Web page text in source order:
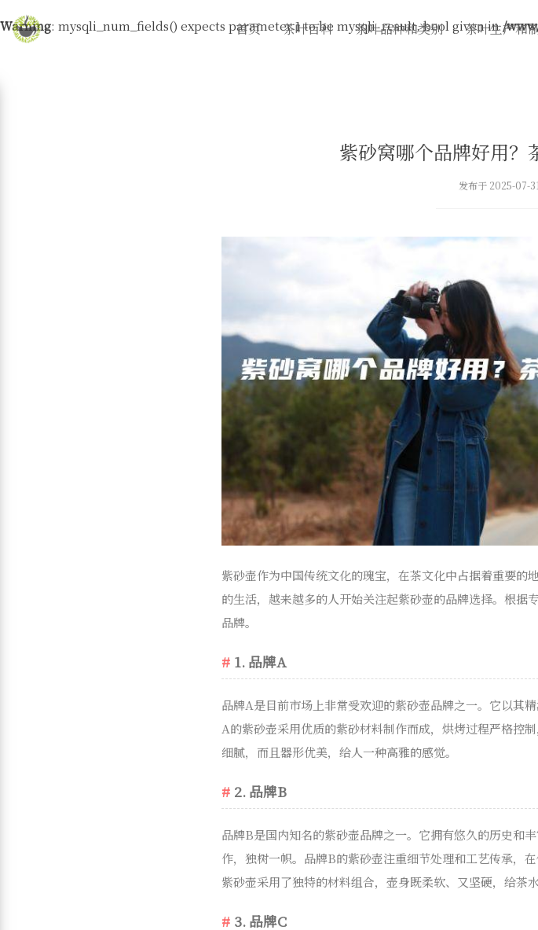
Warning: mysqli_num_fields() expects parameter 1 to be mysqli_result, bool given in/
首页 茶叶百科 茶叶品种和类别 茶叶生产和
紫砂窝哪个品牌好用？
发布于 2025-07-
紫砂壶作为中国传统文化的瑰宝，在茶文化中占据着重要的
的生活，越来越多的人开始关注起紫砂壶的品牌选择。根据
品牌。
1. 品牌A
品牌A是目前市场上非常受欢迎的紫砂壶品牌之一。它以其
A的紫砂壶采用优质的紫砂材料制作而成，烘烤过程严格控
细腻，而且器形优美，给人一种高雅的感觉。
2. 品牌B
品牌B是国内知名的紫砂壶品牌之一。它拥有悠久的历史和
作，独树一帜。品牌B的紫砂壶注重细节处理和工艺传承，
紫砂壶采用了独特的材料组合，壶身既柔软、又坚硬，给茶
3. 品牌C